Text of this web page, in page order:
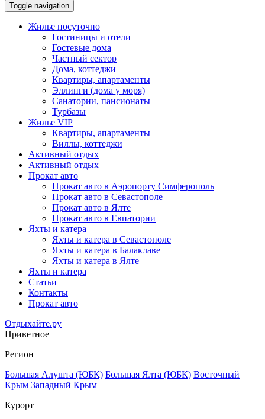
Toggle navigation
Жилье посуточно
Гостиницы и отели
Гостевые дома
Частный сектор
Дома, коттеджи
Квартиры, апартаменты
Эллинги (дома у моря)
Санатории, пансионаты
Турбазы
Жилье VIP
Квартиры, апартаменты
Виллы, коттеджи
Активный отдых
Активный отдых
Прокат авто
Прокат авто в Аэропорту Симферополь
Прокат авто в Севастополе
Прокат авто в Ялте
Прокат авто в Евпатории
Яхты и катера
Яхты и катера в Севастополе
Яхты и катера в Балаклаве
Яхты и катера в Ялте
Яхты и катера
Статьи
Контакты
Прокат авто
Отдыхайте.ру
Приветное
Регион
Большая Алушта (ЮБК) Большая Ялта (ЮБК) Восточный
Крым Западный Крым
Курорт